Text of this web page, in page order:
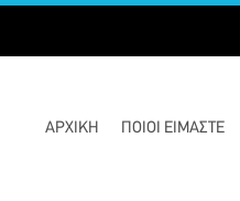
ΑΡΧΙΚΉ ΠΟΙΟΊ ΕΊΜΑΣΤΕ